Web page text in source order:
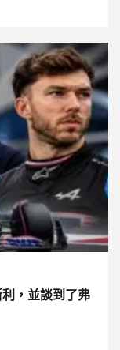
，並談到了弗